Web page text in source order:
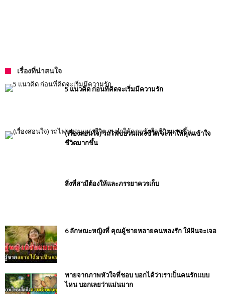
เรื่องที่น่าสนใจ
5 แนวคิด ก่อนที่คิดจะเริ่มมีความรัก
(เรื่องสอนใจ) รถไฟขบวนแห่งชีวิต จะทำให้คุณเข้าใจ
ชีวิตมากขึ้น
สิ่งที่สามีต้องให้และภรรยาควรเก็บ
6 ลักษณะหญิงที่ คุณผู้ชายหลายคนหลงรัก ใฝ่ฝันจะเจอ
ทายจากภาพหัวใจที่ชอบ บอกได้ว่าเราเป็นคนรักแบบ
ไหน บอกเลยว่าเเม่นมาก